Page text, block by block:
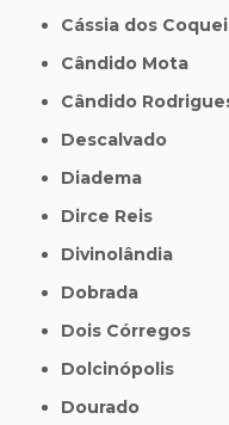
Cássia dos
Cândido Mota
Cândido
Descalvado
Diadema
Dirce Reis
Divinolândia
Dobrada
Dois Córregos
Dolcinópolis
Dourado